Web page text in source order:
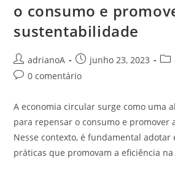
o consumo e
sustentabilidade
Autor
do
adrianoA
Post
publicado:
junho 23, 2023
Comentários
0 comentário
A economia circular surge como uma
para repensar o consumo e promover
Nesse contexto, é fundamental adotar
práticas que promovam a eficiência